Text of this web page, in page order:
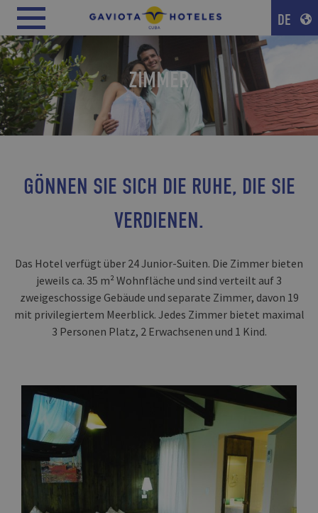
DE
ZIMMER
GÖNNEN SIE SICH DIE RUHE, DIE SIE
VERDIENEN.
Das Hotel verfügt über 24 Junior-Suiten. Die Zimmer bieten
jeweils ca. 35 m² Wohnfläche und sind verteilt auf 3
zweigeschossige Gebäude und separate Zimmer, davon 19
mit privilegiertem Meerblick. Jedes Zimmer bietet maximal
3 Personen Platz, 2 Erwachsenen und 1 Kind.